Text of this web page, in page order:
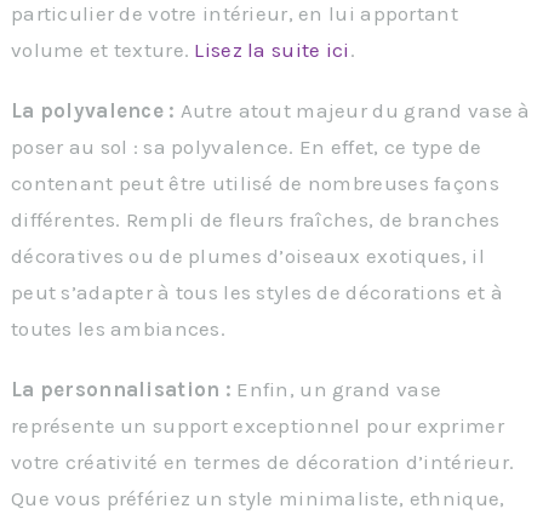
particulier de votre intérieur, en lui apportant
volume et texture. Lisez la suite ici .
La polyvalence : Autre atout majeur du grand vase à
poser au sol : sa polyvalence. En effet, ce type de
contenant peut être utilisé de nombreuses façons
différentes. Rempli de fleurs fraîches, de branches
décoratives ou de plumes d’oiseaux exotiques, il
peut s’adapter à tous les styles de décorations et à
toutes les ambiances.
La personnalisation : Enfin, un grand vase
représente un support exceptionnel pour exprimer
votre créativité en termes de décoration d’intérieur.
Que vous préfériez un style minimaliste, ethnique,